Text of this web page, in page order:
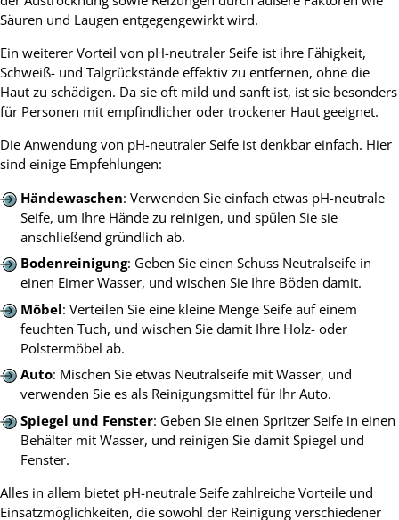
Säuren und Laugen entgegengewirkt wird.
Ein weiterer Vorteil von pH-neutraler Seife ist ihre Fähigkeit,
Schweiß- und Talgrückstände effektiv zu entfernen, ohne die
Haut zu schädigen. Da sie oft mild und sanft ist, ist sie besonders
für Personen mit empfindlicher oder trockener Haut geeignet.
Die Anwendung von pH-neutraler Seife ist denkbar einfach. Hier
sind einige Empfehlungen:
Händewaschen: Verwenden Sie einfach etwas pH-neutrale
Seife, um Ihre Hände zu reinigen, und spülen Sie sie
anschließend gründlich ab.
Bodenreinigung: Geben Sie einen Schuss Neutralseife in
einen Eimer Wasser, und wischen Sie Ihre Böden damit.
Möbel: Verteilen Sie eine kleine Menge Seife auf einem
feuchten Tuch, und wischen Sie damit Ihre Holz- oder
Polstermöbel ab.
Auto: Mischen Sie etwas Neutralseife mit Wasser, und
verwenden Sie es als Reinigungsmittel für Ihr Auto.
Spiegel und Fenster: Geben Sie einen Spritzer Seife in einen
Behälter mit Wasser, und reinigen Sie damit Spiegel und
Fenster.
Alles in allem bietet pH-neutrale Seife zahlreiche Vorteile und
Einsatzmöglichkeiten, die sowohl der Reinigung verschiedener